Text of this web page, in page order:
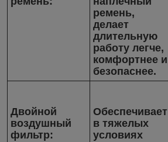
ремень,
делает
длительную
работу легче,
комфортнее и
безопаснее.
Двойной
воздушный
фильтр:
Обеспечивает
в тяжелых
условиях